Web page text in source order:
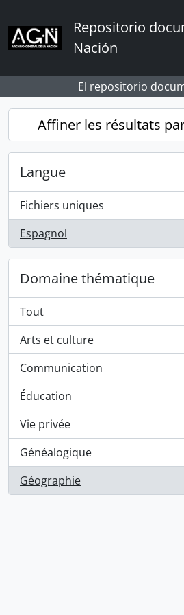
Repositorio
Nación
El repositorio
Affiner les résultats
Langue
Fichiers uniques
, 1 résultats
Espagnol
, 1 résultats
Domaine thématique
Tout
Arts et culture
, 1 résultats
Communication
, 1 résultats
Éducation
, 1 résultats
Vie privée
, 1 résultats
Généalogique
, 1 résultats
Géographie
, 1 résultats